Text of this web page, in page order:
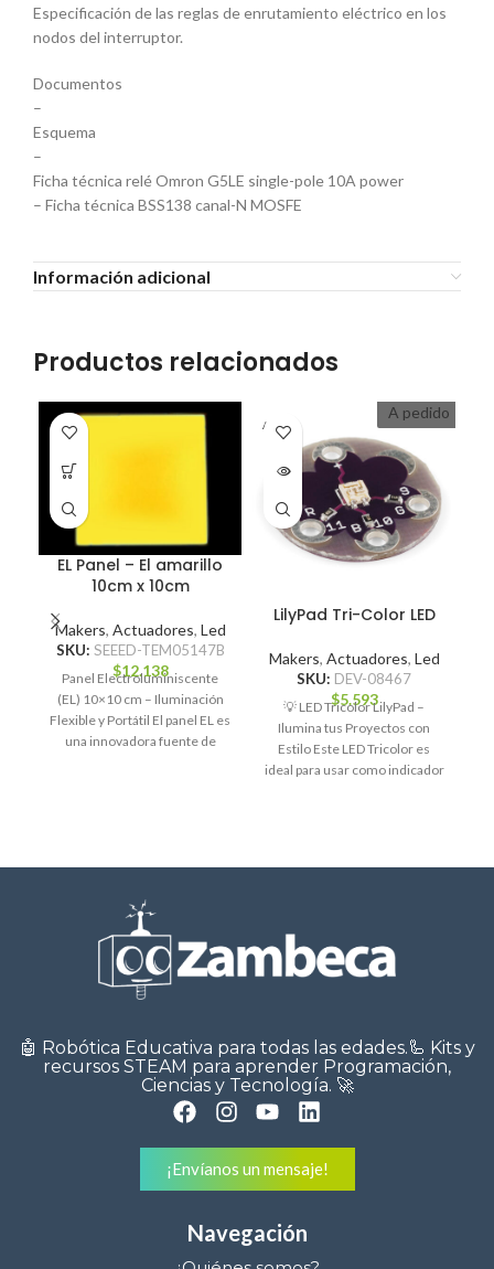
Especificación de las reglas de enrutamiento eléctrico en los
nodos del interruptor.
Documentos
–
Esquema
–
Ficha técnica relé Omron G5LE single-pole 10A power
– Ficha técnica BSS138 canal-N MOSFE
Información adicional
Productos relacionados
EL Panel – El amarillo
10cm x 10cm
Makers, Actuadores, Led
SKU: SEEED-TEM05147B
$12.138
Panel Electroluminiscente
(EL) 10×10 cm – Iluminación
Flexible y Portátil El panel EL es
una innovadora fuente de
A PEDI
DO
A pedido
LilyPad Tri-Color LED
Makers, Actuadores, Led
SKU: DEV-08467
$5.593
💡 LED Tricolor LilyPad –
Ilumina tus Proyectos con
Estilo Este LED Tricolor es
ideal para usar como indicador
🤖 Robótica Educativa para todas las edades.🦾 Kits y
recursos STEAM para aprender Programación,
Ciencias y Tecnología. 🚀
¡Envíanos un mensaje!
Navegación